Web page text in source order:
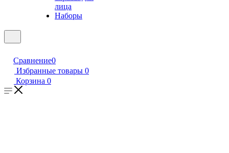
лица
Наборы
Сравнение0
Избранные товары 0
Корзина 0